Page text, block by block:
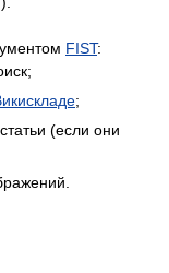
FIST:
;
(если они